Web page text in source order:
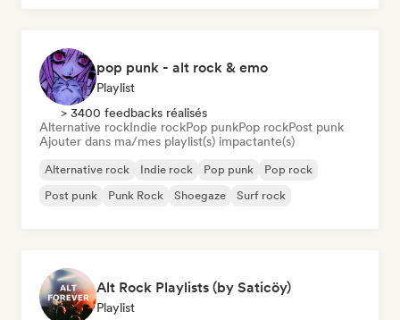
pop punk - alt rock & emo
Playlist
> 3400 feedbacks réalisés
Alternative rockIndie rockPop punkPop rockPost punk
Ajouter dans ma/mes playlist(s) impactante(s)
Alternative rock Indie rock Pop punk
Pop rock
Post punk
Punk Rock Shoegaze Surf rock
Alt Rock Playlists (by Saticöy)
Playlist